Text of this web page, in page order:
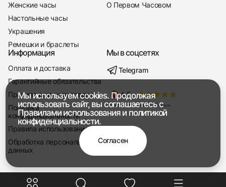
+7 916 221-22-37
Мы насвязи 08:00 — 19:00
Женские часы
Настольные часы
Украшения
Ремешки и браслеты
О Первом Часовом
Информация
Оплата и доставка
Гарантийные обязательства
Правила возврата товара
Политика
конфиденциальности
Правила использования
Обработка персональных
данных
Мы в соцсетях
Telegram
Мы используем cookies. Продолжая
использовать сайт, вы соглашаетесь с
Правилами использованияи политикой
конфиденциальности.
Согласен